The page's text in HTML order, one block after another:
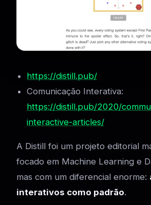
https://distill.pub/
Comunicação Interativa:
https://distill.pub/2020/
interactive-articles/
A Distill foi um projeto editorial
focado em Machine Learning e
mas com um diferencial enorme:
interativos como padrão.